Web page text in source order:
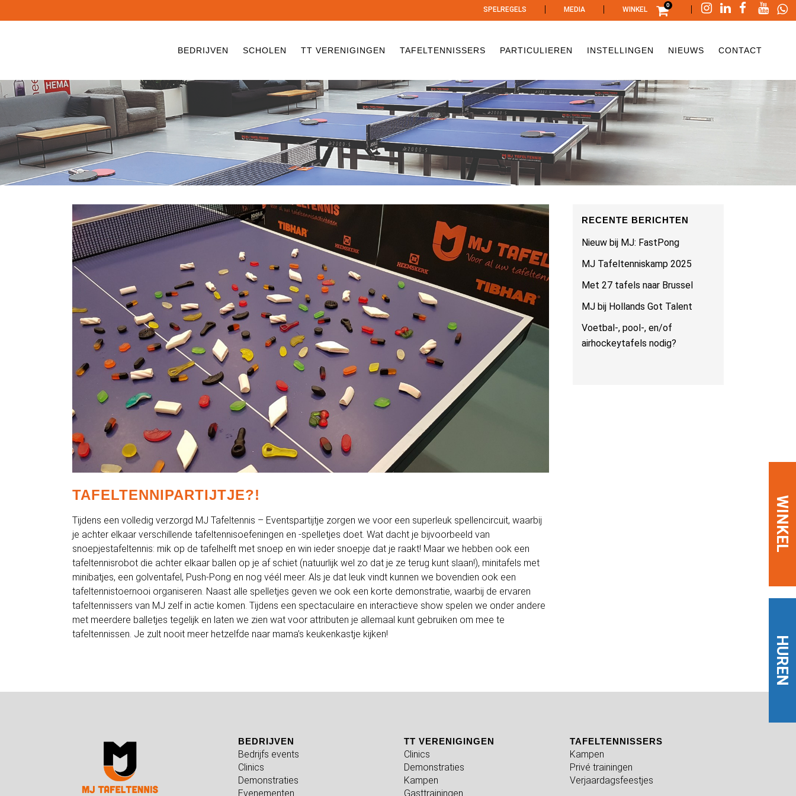
SPELREGELS | MEDIA | WINKEL
0 |
BEDRIJVEN SCHOLEN TT VERENIGINGEN TAFELTENNISSERS PARTICULIEREN INSTELLINGEN NIEUWS CONTACT
HUREN
WINKEL
TAFELTENNIPARTIJTJE?!
Tijdens een volledig verzorgd MJ Tafeltennis – Eventspartijtje zorgen we voor een superleuk spellencircuit, waarbij
je achter elkaar verschillende tafeltennisoefeningen en -spelletjes doet. Wat dacht je bijvoorbeeld van
snoepjestafeltennis: mik op de tafelhelft met snoep en win ieder snoepje dat je raakt! Maar we hebben ook een
tafeltennisrobot die achter elkaar ballen op je af schiet (natuurlijk wel zo dat je ze terug kunt slaan!), minitafels met
minibatjes, een golventafel, Push-Pong en nog véél meer. Als je dat leuk vindt kunnen we bovendien ook een
tafeltennistoernooi organiseren. Naast alle spelletjes geven we ook een korte demonstratie, waarbij de ervaren
tafeltennissers van MJ zelf in actie komen. Tijdens een spectaculaire en interactieve show spelen we onder andere
met meerdere balletjes tegelijk en laten we zien wat voor attributen je allemaal kunt gebruiken om mee te
tafeltennissen. Je zult nooit meer hetzelfde naar mama’s keukenkastje kijken!
RECENTE BERICHTEN
Nieuw bij MJ: FastPong
MJ Tafeltenniskamp 2025
Met 27 tafels naar Brussel
MJ bij Hollands Got Talent
Voetbal-, pool-, en/of
airhockeytafels nodig?
BEDRIJVEN
Bedrijfs events
Clinics
Demonstraties
Evenementen
TT VERENIGINGEN
Clinics
Demonstraties
Kampen
Gasttrainingen
TAFELTENNISSERS
Kampen
Privé trainingen
Verjaardagsfeestjes